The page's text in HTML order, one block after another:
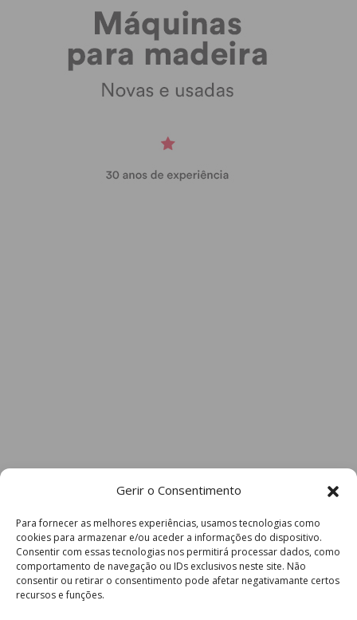
Gerir o Consentimento
Para fornecer as melhores experiências, usamos tecnologias como
cookies para armazenar e/ou aceder a informações do dispositivo.
Consentir com essas tecnologias nos permitirá processar dados, como
comportamento de navegação ou IDs exclusivos neste site. Não
consentir ou retirar o consentimento pode afetar negativamante certos
recursos e funções.